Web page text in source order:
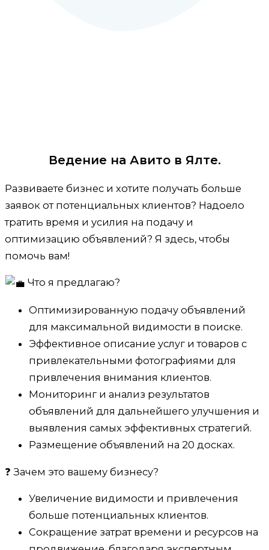
Ведение на Авито в Ялте.
Развиваете бизнес и хотите получать больше
заявок от потенциальных клиентов? Надоело
тратить время и усилия на подачу и
оптимизацию объявлений? Я здесь, чтобы
помочь вам!
Что я предлагаю?
Оптимизированную подачу объявлений
для максимальной видимости в поиске.
Эффективное описание услуг и товаров с
привлекательными фотографиями для
привлечения внимания клиентов.
Мониторинг и анализ результатов
объявлений для дальнейшего улучшения и
выявления самых эффективных стратегий.
Размещение объявлений на 20 досках.
❓ Зачем это вашему бизнесу?
Увеличение видимости и привлечения
больше потенциальных клиентов.
Сокращение затрат времени и ресурсов на